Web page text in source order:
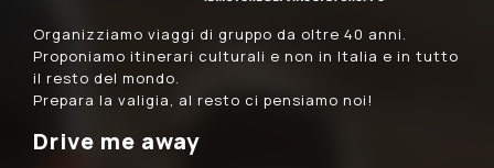
Organizziamo viaggi di gruppo da oltre 40 anni.
Proponiamo itinerari culturali e non in Italia e in tutto
il resto del mondo.
Prepara la valigia, al resto ci pensiamo noi!
Drive me away